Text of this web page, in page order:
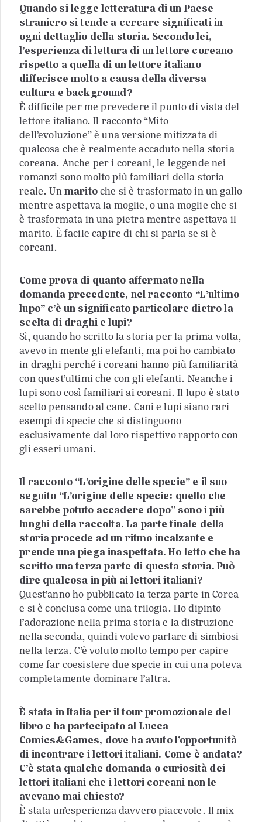
Quando si legge letteratura di un Paese
straniero si tende a cercare significati in
ogni dettaglio della storia. Secondo lei,
l’esperienza di lettura di un lettore coreano
rispetto a quella di un lettore italiano
differisce molto a causa della diversa
cultura e background?
È difficile per me prevedere il punto di vista del
lettore italiano. Il racconto “Mito
dell’evoluzione” è una versione mitizzata di
qualcosa che è realmente accaduto nella storia
coreana. Anche per i coreani, le leggende nei
romanzi sono molto più familiari della storia
reale. Unmaritoche si è trasformato in un gallo
mentre aspettava la moglie, o una moglie che si
è trasformata in una pietra mentre aspettava il
marito. È facile capire di chi si parla se si è
coreani.
Come prova di quanto affermato nella
domanda precedente, nel racconto “L’ultimo
lupo” c’è un significato particolare dietro la
scelta di draghi e lupi?
Sì, quando ho scritto la storia per la prima volta,
avevo in mente gli elefanti, ma poi ho cambiato
in draghi perché i coreani hanno più familiarità
con quest’ultimi che con gli elefanti. Neanche i
lupi sono così familiari ai coreani. Il lupo è stato
scelto pensando al cane. Cani e lupi siano rari
esempi di specie che si distinguono
esclusivamente dal loro rispettivo rapporto con
gli esseri umani.
Il racconto “L’origine delle specie” e il suo
seguito “L’origine delle specie: quello che
sarebbe potuto accadere dopo” sono i più
lunghi della raccolta. La parte finale della
storia procede ad un ritmo incalzante e
prende una piega inaspettata. Ho letto che ha
scritto una terza parte di questa storia. Può
dire qualcosa in più ai lettori italiani?
Quest’anno ho pubblicato la terza parte in Corea
e si è conclusa come una trilogia. Ho dipinto
l’adorazione nella prima storia e la distruzione
nella seconda, quindi volevo parlare di simbiosi
nella terza. C’è voluto molto tempo per capire
come far coesistere due specie in cui una poteva
completamente dominare l’altra.
È stata in Italia per il tour promozionale del
libro e ha partecipato al Lucca
Comics&Games, dove ha avuto l’opportunità
di incontrare i lettori italiani. Come è andata?
C’è stata qualche domanda o curiosità dei
lettori italiani che i lettori coreani non le
avevano mai chiesto?
È stata un’esperienza davvero piacevole. Il mix